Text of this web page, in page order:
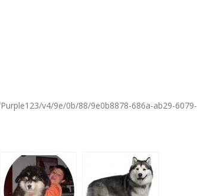
v4/9e/0b/88/9e0b8878-686a-ab29-6079-